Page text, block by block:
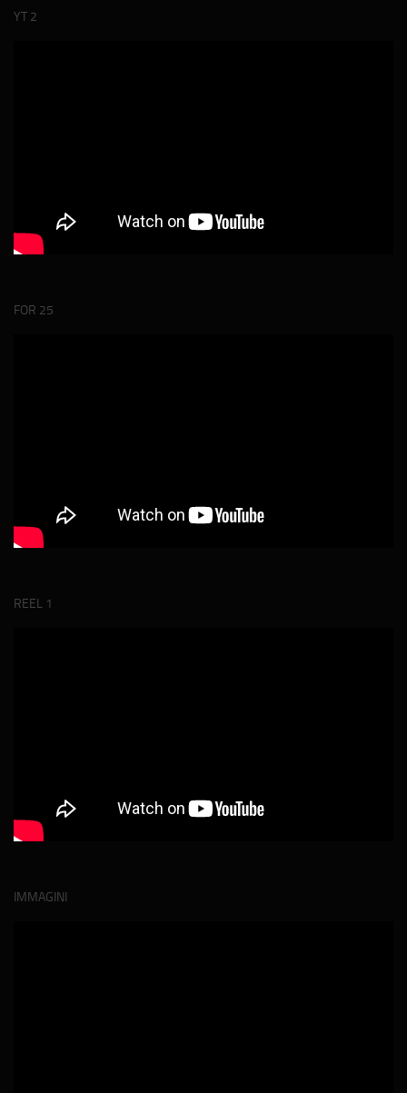
YT 2
FOR 25
REEL 1
IMMAGINI